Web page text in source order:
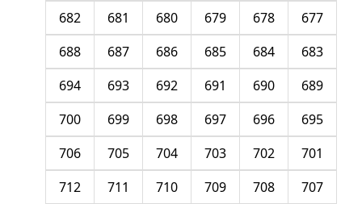
677
678
679
680
681
682
683
684
685
686
687
688
689
690
691
692
693
694
695
696
697
698
699
700
701
702
703
704
705
706
707
708
709
710
711
712